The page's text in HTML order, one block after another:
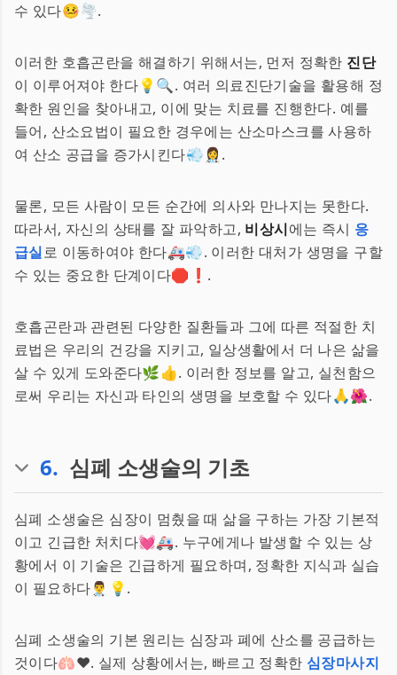
수 있다🤒🌪.
이러한 호흡곤란을 해결하기 위해서는, 먼저 정확한 진단
이 이루어져야 한다💡🔍. 여러 의료진단기술을 활용해 정
확한 원인을 찾아내고, 이에 맞는 치료를 진행한다. 예를
들어, 산소요법이 필요한 경우에는 산소마스크를 사용하
여 산소 공급을 증가시킨다💨👩‍⚕️.
물론, 모든 사람이 모든 순간에 의사와 만나지는 못한다.
따라서, 자신의 상태를 잘 파악하고, 비상시에는 즉시 응
급실로 이동하여야 한다🚑💨. 이러한 대처가 생명을 구할
수 있는 중요한 단계이다🛑❗️.
호흡곤란과 관련된 다양한 질환들과 그에 따른 적절한 치
료법은 우리의 건강을 지키고, 일상생활에서 더 나은 삶을
살 수 있게 도와준다🌿👍. 이러한 정보를 알고, 실천함으
로써 우리는 자신과 타인의 생명을 보호할 수 있다🙏🌺.
6. 심폐 소생술의 기초
심폐 소생술은 심장이 멈췄을 때 삶을 구하는 가장 기본적
이고 긴급한 처치다💓🚑. 누구에게나 발생할 수 있는 상
황에서 이 기술은 긴급하게 필요하며, 정확한 지식과 실습
이 필요하다👨‍⚕️💡.
심폐 소생술의 기본 원리는 심장과 폐에 산소를 공급하는
것이다🫁❤️. 실제 상황에서는, 빠르고 정확한 심장마사지